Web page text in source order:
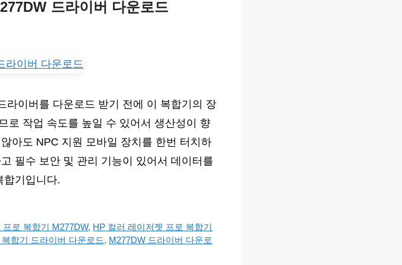
드라이버 다운로드
라이버를 다운로드 받기 전에 이 복합기의 장
로 작업 속도를 높일 수 있어서 생산성이 향
아도 NPC 지원 모바일 장치를 한번 터치하
필수 보안 및 관리 기능이 있어서 데이터를
합기입니다.
로 복합기 M277DW, HP 컬러 레이저젯 프로 복합기
합기 드라이버 다운로드, M277DW 드라이버 다운로